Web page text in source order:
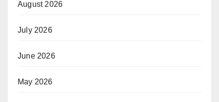
August 2026
July 2026
June 2026
May 2026